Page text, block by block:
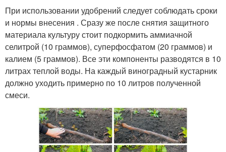
При использовании удобрений следует соблюдать сроки
и нормы внесения . Сразу же после снятия защитного
материала культуру стоит подкормить аммиачной
селитрой (10 граммов), суперфосфатом (20 граммов) и
калием (5 граммов). Все эти компоненты разводятся в 10
литрах теплой воды. На каждый виноградный кустарник
должно уходить примерно по 10 литров полученной
смеси.